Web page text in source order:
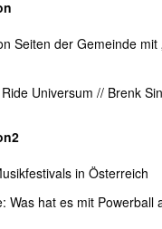
Seiten der Gemeinde mit
Universum // Brenk
in Österreich
Was hat es mit Powerball